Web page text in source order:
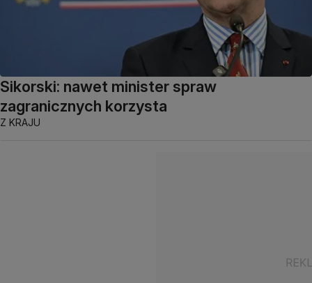
Sikorski: nawet minister spraw
zagranicznych korzysta
Z KRAJU